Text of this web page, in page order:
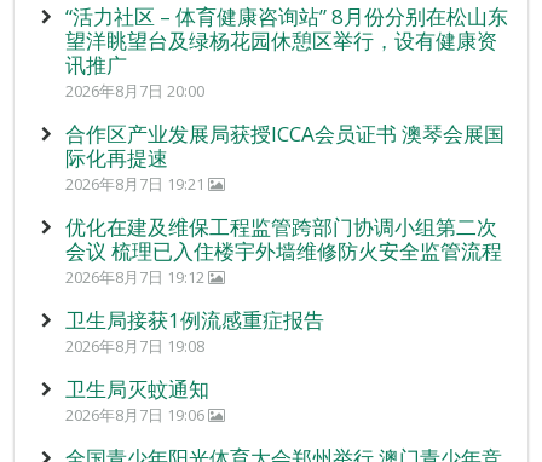
“活力社区 – 体育健康咨询站” 8月份分别在松山东
望洋眺望台及绿杨花园休憩区举行，设有健康资
讯推广
2026年8月7日 20:00
合作区产业发展局获授ICCA会员证书 澳琴会展国
际化再提速
2026年8月7日 19:21
优化在建及维保工程监管跨部门协调小组第二次
会议 梳理已入住楼宇外墙维修防火安全监管流程
2026年8月7日 19:12
卫生局接获1例流感重症报告
2026年8月7日 19:08
卫生局灭蚊通知
2026年8月7日 19:06